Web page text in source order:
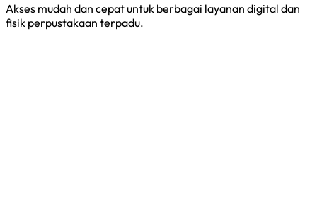
Akses mudah dan cepat untuk berbagai layanan digital dan
fisik perpustakaan terpadu.